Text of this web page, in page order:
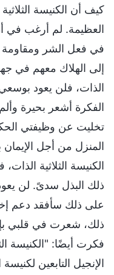
كيف أن الكنيسة
العظيمة. لم أرغب في
في فعل الشر ومقاومة
إلى الهلاك معهم في
الذات، فلن يعود
الفكرة أشعر بحيرة
تخليت عن وظيفتي
المنزل من أجل
الكنيسة الثلاثية
ذلك البذل سدىً. لن
على ذلك سأفقد دعم
ذلك، شعرت في قلبي
فكرت أيضًا: "الكنيسة
الإنجيل التابعين